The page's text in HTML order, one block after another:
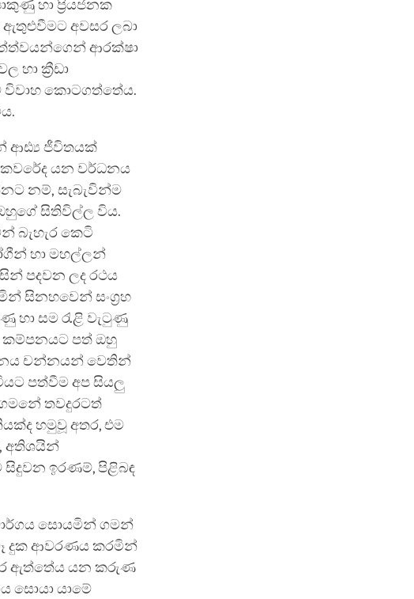
හා ප්‍රියජනක
අවසර ලබා
ආරක්ෂා
හා ක්‍රීඩා
විවාහ කොටගත්තේය.
ආඪ්‍ය ජීවිතයක්
යන වර්ධනය
නම්, සැබැවින්ම
සිතිවිල්ල විය.
බැහැර කෙටි
හා මහල්ලන්
පදවන ලද රථය
සිනහවෙන් සංග්‍රහ
හා සම රැළි වැටුණු
කම්පනයට පත් ඔහු
චන්නයන් වෙතින්
පත්වීම අප සියලු
තවදුරටත්
හමුවූ අතර, එම
අතිශයින්
සිදුවන ඉරණම්, පිළිබඳ
සොයමින් ගමන්
දුක ආවරණය කරමින්
ඇත්තේය යන කරුණ
සොයා යාමේ